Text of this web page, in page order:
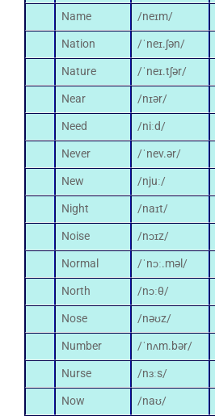
Name /neɪm/
Nation
/ˈneɪ.ʃən/
Nature
/ˈneɪ.tʃər/
Near
/nɪər/
Need
/niːd/
Never
/ˈnev.ər/
New
/njuː/
Night
/naɪt/
Noise
/nɔɪz/
Normal
/ˈnɔː.məl/
North
/nɔːθ/
Nose
/nəʊz/
Number
/ˈnʌm.bər/
Nurse
/nɜːs/
Now
/naʊ/